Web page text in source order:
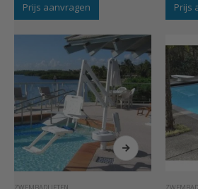
Prijs aanvragen Prijs